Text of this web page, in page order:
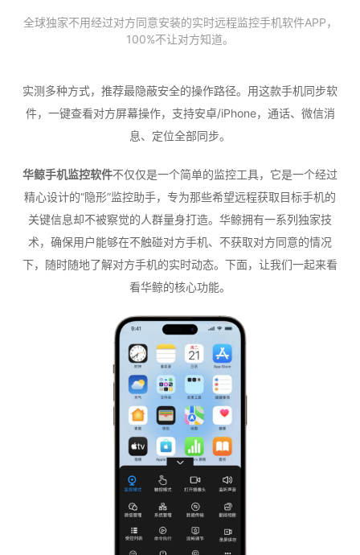
全球独家不用经过对方同意安装的实时远程监控手机软件APP，
100%不让对方知道。
实测多种方式，推荐最隐蔽安全的操作路径。用这款手机同步软
件，一键查看对方屏幕操作，支持安卓/iPhone，通话、微信消
息、定位全部同步。
华鲸手机监控软件不仅仅是一个简单的监控工具，它是一个经过
精心设计的“隐形”监控助手，专为那些希望远程获取目标手机的
关键信息却不被察觉的人群量身打造。华鲸拥有一系列独家技
术，确保用户能够在不触碰对方手机、不获取对方同意的情况
下，随时随地了解对方手机的实时动态。下面，让我们一起来看
看华鲸的核心功能。